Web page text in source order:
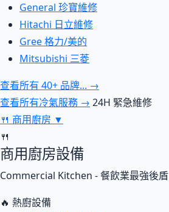
General 珍寶維修
Hitachi 日立維修
Gree 格力/美的
Mitsubishi 三菱
查看所有 40+ 品牌... →
查看所有冷氣服務 → 24H 緊急維修
🍴 商用廚房 ▼
🍴
商用廚房設備
Commercial Kitchen - 餐飲業最強後盾
🔥 熱廚設備